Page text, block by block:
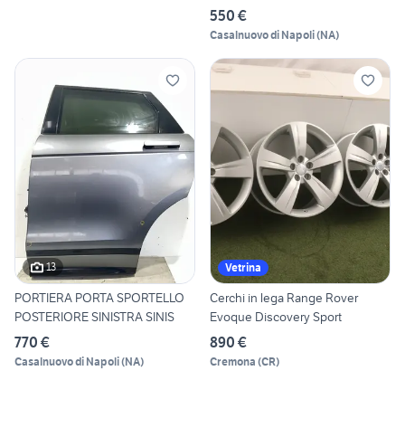
Range Rove
550 €
Casalnuovo di Napoli(NA)
13
PORTIERA PORTA SPORTELLO
POSTERIORE SINISTRA SINIS
770 €
Casalnuovo di Napoli(NA)
Vetrina
Cerchi in lega Range Rover
Evoque Discovery Sport
890 €
Cremona (CR)